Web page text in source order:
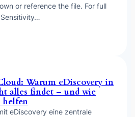
or reference the file. For full
Warum eDiscovery in
alles findet – und wie
helfen
eDiscovery eine zentrale